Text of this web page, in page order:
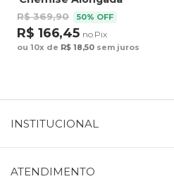
Estampada Caninda
Abacaxi Fundo Azul
R$ 369,90 50% OFF
R$ 166,45 no Pix
ou 10x de R$ 18,50 sem juros
INSTITUCIONAL
ATENDIMENTO